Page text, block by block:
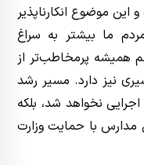
این موضوع انکارناپذیر
ما بیشتر به سراغ
همیشه پرمخاطب‌تر از
نیز دارد. مسیر رشد
نخواهد شد، بلکه
مدارس با حمایت وزارت